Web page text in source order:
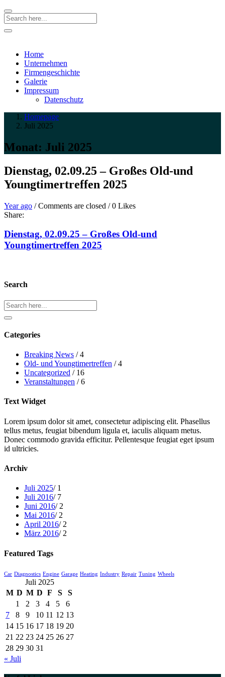
Search
Home
Unternehmen
Firmengeschichte
Galerie
Impressum
Datenschutz
Homepage
Juli 2025
Monat: Juli 2025
Dienstag, 02.09.25 – Großes Old-und
Youngtimertreffen 2025
Entry
Date
Year ago /Comments
Comments are closed /0 Likes
Share:
Dienstag, 02.09.25 – Großes Old-und
Youngtimertreffen 2025
Search
Search
Categories
Breaking News / 4
Old- und Youngtimertreffen / 4
Uncategorized / 16
Veranstaltungen / 6
Text Widget
Lorem ipsum dolor sit amet, consectetur adipiscing elit. Phasellus
tellus metus, feugiat bibendum ligula et, iaculis aliquam metus.
Donec commodo gravida efficitur. Pellentesque feugiat eget ipsum
id ultricies.
Archiv
Juli 2025/ 1
Juli 2016/ 7
Juni 2016/ 2
Mai 2016/ 2
April 2016/ 2
März 2016/ 2
Featured Tags
Car Diagnostics Engine Garage Heating Industry Repair Tuning Wheels
Juli 2025
M D M D F S
S
1
2 3 4 5
6
7
8 9 10 11 12 13
14 15 16 17 18 19 20
21 22 23 24 25 26 27
28 29 30 31
« Juli